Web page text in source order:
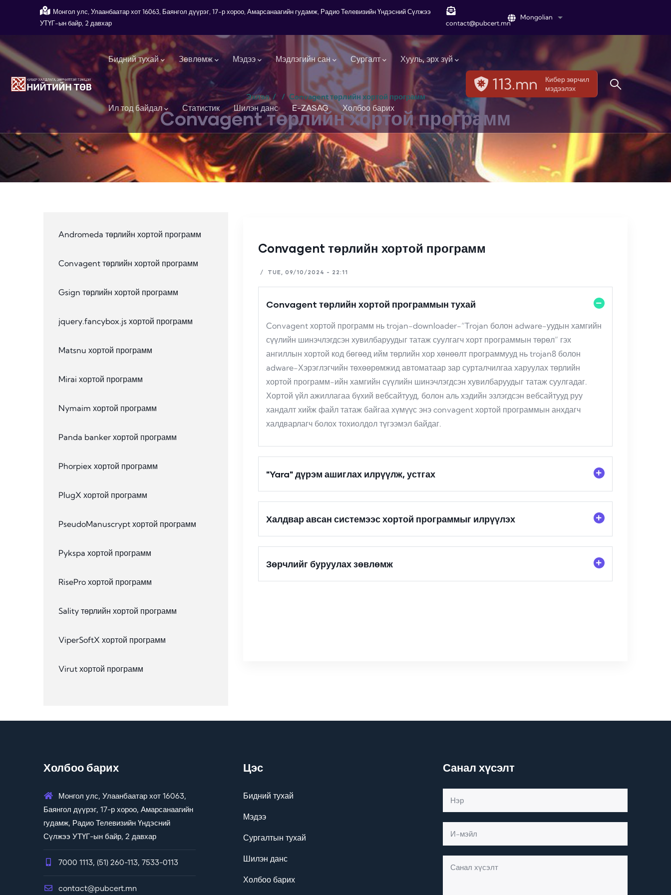
Skip to main contentМонгол улс, Улаанбаатар хот 16063, Баянгол дүүрэг, 17-р хороо, Амарсанаагийн гудамж, Радио Телевизийн Үндэсний Сүлжээ
УТҮГ-ын байр, 2 давхар
contact@pubcert.mn
Mongolian List additional actions
Main navigation
Бидний тухай Зөвлөмж Мэдээ Мэдлэгийн сан Сургалт Хууль, эрх зүй
Ил тод байдал Статистик Шилэн данс E-ZASAG Холбоо барих
113.mn
Кибер зөрчил
мэдээлэх
Эхлэл/ / Convagent төрлийн хортой программ
Convagent төрлийн хортой программ
Convagent төрлийн хортой программ
/ TUE, 09/10/2024 - 22:11
Convagent төрлийн хортой программын тухай
Convagent хортой программ нь trojan-downloader-“Trojan болон adware-уудын хамгийн
сүүлийн шинэчлэгдсэн хувилбаруудыг татаж суулгагч хорт программын төрөл” гэх
ангиллын хортой код бөгөөд ийм төрлийн хор хөнөөлт программууд нь trojan8 болон
adware-Хэрэглэгчийн төхөөрөмжид автоматаар зар сурталчилгаа харуулах төрлийн
хортой программ-ийн хамгийн сүүлийн шинэчлэгдсэн хувилбаруудыг татаж суулгадаг.
Хортой үйл ажиллагаа бүхий вебсайтууд, болон аль хэдийн эзлэгдсэн вебсайтууд руу
хандалт хийж файл татаж байгаа хүмүүс энэ convagent хортой программын анхдагч
халдварлагч болох тохиолдол түгээмэл байдаг.
"Yara" дүрэм ашиглах илрүүлж, устгах
Халдвар авсан системээс хортой программыг илрүүлэх
Зөрчлийг буруулах зөвлөмж
Andromeda төрлийн хортой программ
Convagent төрлийн хортой программ
Gsign төрлийн хортой программ
jquery.fancybox.js хортой программ
Matsnu хортой программ
Mirai хортой программ
Nymaim хортой программ
Panda banker хортой программ
Phorpiex хортой программ
PlugX хортой программ
PseudoManuscrypt хортой программ
Pykspa хортой программ
RisePro хортой программ
Sality төрлийн хортой программ
ViperSoftX хортой программ
Virut хортой программ
Холбоо барих
Монгол улс, Улаанбаатар хот 16063,
Баянгол дүүрэг, 17-р хороо, Амарсанаагийн
гудамж, Радио Телевизийн Үндэсний
Сүлжээ УТҮГ-ын байр, 2 давхар
7000 1113, (51) 260-113, 7533-0113
contact@pubcert.mn
Цэс
Бидний тухай
Мэдээ
Сургалтын тухай
Шилэн данс
Холбоо барих
Санал хүсэлт